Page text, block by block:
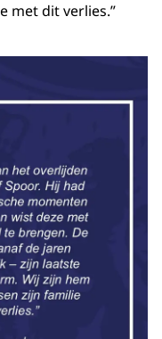
met dit verlies.”
Alexander, Koningin